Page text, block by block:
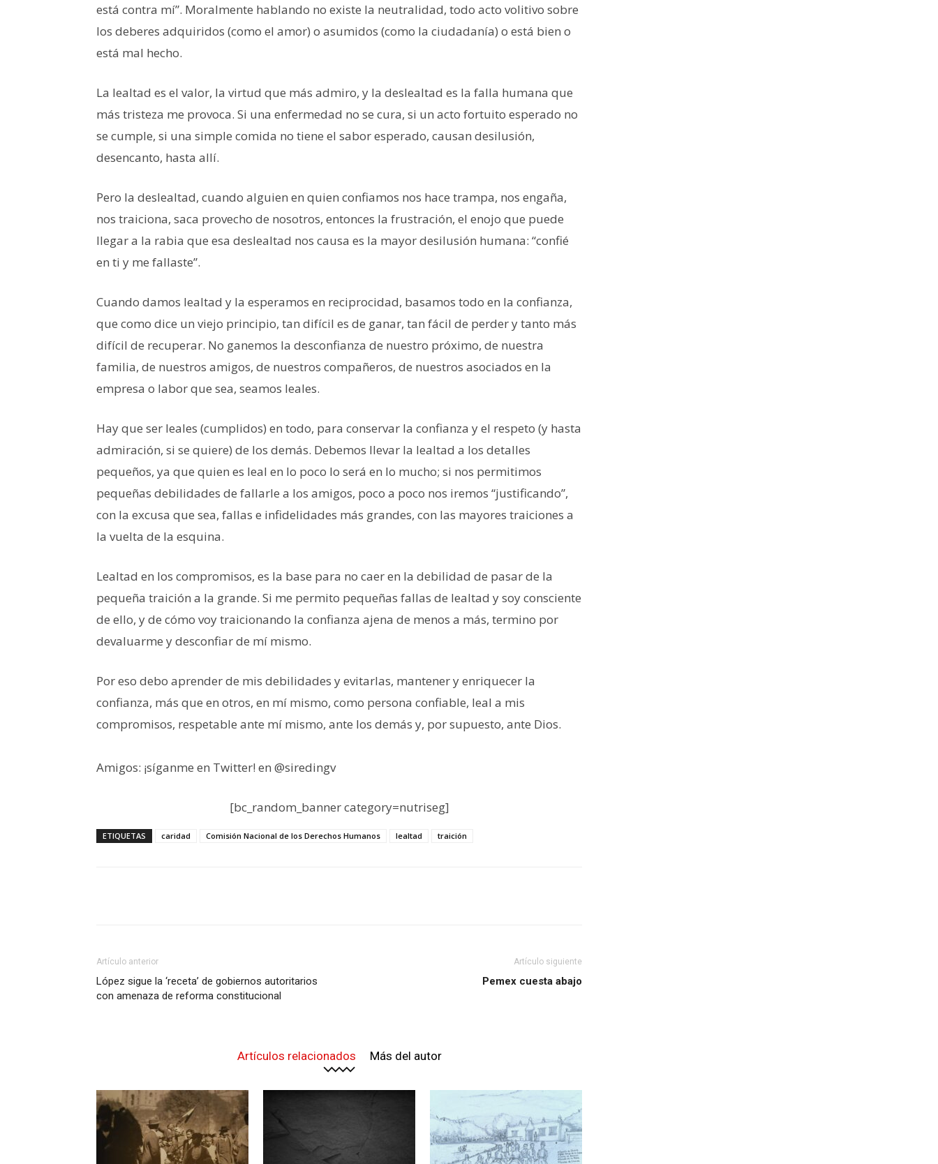
está contra mí”. Moralmente hablando no existe la neutralidad, todo acto volitivo sobre
los deberes adquiridos (como el amor) o asumidos (como la ciudadanía) o está bien o
está mal hecho.
La lealtad es el valor, la virtud que más admiro, y la deslealtad es la falla humana que
más tristeza me provoca. Si una enfermedad no se cura, si un acto fortuito esperado no
se cumple, si una simple comida no tiene el sabor esperado, causan desilusión,
desencanto, hasta allí.
Pero la deslealtad, cuando alguien en quien confiamos nos hace trampa, nos engaña,
nos traiciona, saca provecho de nosotros, entonces la frustración, el enojo que puede
llegar a la rabia que esa deslealtad nos causa es la mayor desilusión humana: “confié
en ti y me fallaste”.
Cuando damos lealtad y la esperamos en reciprocidad, basamos todo en la confianza,
que como dice un viejo principio, tan difícil es de ganar, tan fácil de perder y tanto más
difícil de recuperar. No ganemos la desconfianza de nuestro próximo, de nuestra
familia, de nuestros amigos, de nuestros compañeros, de nuestros asociados en la
empresa o labor que sea, seamos leales.
Hay que ser leales (cumplidos) en todo, para conservar la confianza y el respeto (y hasta
admiración, si se quiere) de los demás. Debemos llevar la lealtad a los detalles
pequeños, ya que quien es leal en lo poco lo será en lo mucho; si nos permitimos
pequeñas debilidades de fallarle a los amigos, poco a poco nos iremos “justificando”,
con la excusa que sea, fallas e infidelidades más grandes, con las mayores traiciones a
la vuelta de la esquina.
Lealtad en los compromisos, es la base para no caer en la debilidad de pasar de la
pequeña traición a la grande. Si me permito pequeñas fallas de lealtad y soy consciente
de ello, y de cómo voy traicionando la confianza ajena de menos a más, termino por
devaluarme y desconfiar de mí mismo.
Por eso debo aprender de mis debilidades y evitarlas, mantener y enriquecer la
confianza, más que en otros, en mí mismo, como persona confiable, leal a mis
compromisos, respetable ante mí mismo, ante los demás y, por supuesto, ante Dios.
Amigos: ¡síganme en Twitter! en @siredingv
[bc_random_banner category=nutriseg]
ETIQUETAS caridad Comisión Nacional de los Derechos Humanos lealtad traición
Artículo anterior
López sigue la ‘receta’ de gobiernos autoritarios
con amenaza de reforma constitucional
Artículo siguiente
Pemex cuesta abajo
Artículos relacionados Más del autor